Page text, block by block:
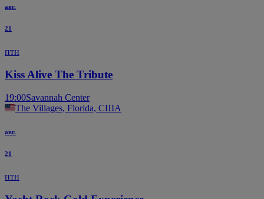
авг.
21
птн
Kiss Alive The Tribute
19:00Savannah Center
The Villages, Florida, США
авг.
21
птн